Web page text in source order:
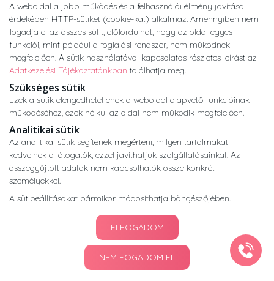
A weboldal a jobb működés és a felhasználói élmény javítása
érdekében HTTP-sütiket (cookie-kat) alkalmaz. Amennyiben nem
fogadja el az összes sütit, előfordulhat, hogy az oldal egyes
funkciói, mint például a foglalási rendszer, nem működnek
megfelelően. A sütik használatával kapcsolatos részletes leírást az
Adatkezelési Tájékoztatónkban találhatja meg.
Szükséges sütik
Ezek a sütik elengedhetetlenek a weboldal alapvető funkcióinak
működéséhez, ezek nélkül az oldal nem működik megfelelően.
Analitikai sütik
Az analitikai sütik segítenek megérteni, milyen tartalmakat
kedvelnek a látogatók, ezzel javíthatjuk szolgáltatásainkat. Az
összegyűjtött adatok nem kapcsolhatók össze konkrét
személyekkel.
A sütibeállításokat bármikor módosíthatja böngészőjében.
ELFOGADOM
NEM FOGADOM EL
Copyright © 2026 •nogyogyaszatikozpont.hu
Minden jog fenntartva.
Developed byAppon&György Nándor
Adatkezelési tájékoztató